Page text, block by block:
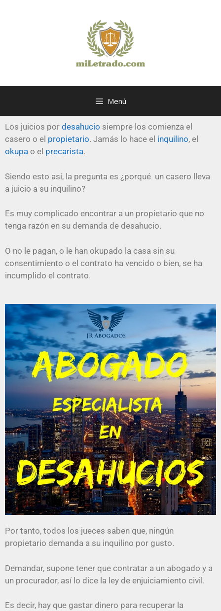
Menú
Los juicios por desahucio siempre los comienza el
casero o el propietario. Jamás lo hace el inquilino, el
okupa o el precarista.
Siendo esto así, la pregunta es ¿porqué un casero lleva
a juicio a su inquilino?
Es muy complicado encontrar a un propietario que no
tenga razón en su demanda de desahucio.
O no le pagan, o le han okupado la casa sin su
consentimiento o el contrato ha vencido o bien, se ha
incumplido el contrato.
Por tanto, todos los jueces saben que, ningún
propietario demanda a su inquilino por gusto.
Demandar, supone tener que contratar a un abogado y a
un procurador, así lo dice la ley de enjuiciamiento civil.
Es decir, hay que gastar dinero para recuperar la